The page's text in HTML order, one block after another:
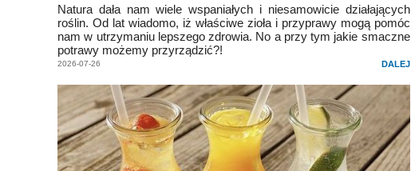
Natura dała nam wiele wspaniałych i niesamowicie działających
roślin. Od lat wiadomo, iż właściwe zioła i przyprawy mogą pomóc
nam w utrzymaniu lepszego zdrowia. No a przy tym jakie smaczne
potrawy możemy przyrządzić?!
2026-07-26 DALEJ